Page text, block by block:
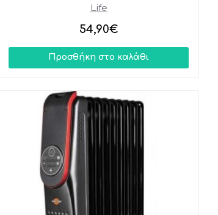
Life
54,90€
Προσθήκη στο καλάθι